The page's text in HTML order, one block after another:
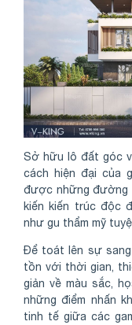
Sở hữu lô đất góc
cách hiện đại của
được những đường
kiến kiến trúc độc
như gu thẩm mỹ
Để toát lên sự
tồn với thời gian,
giản về màu sắc,
những điểm nhấn
tinh tế giữa các